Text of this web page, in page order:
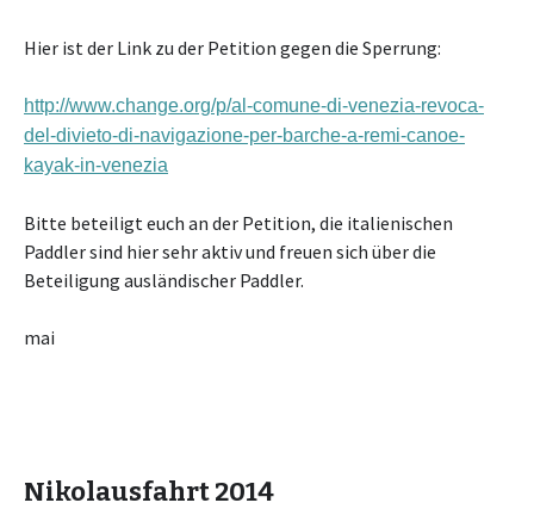
Hier ist der Link zu der Petition gegen die Sperrung:
http://www.change.org/p/al-comune-di-venezia-revoca-
del-divieto-di-navigazione-per-barche-a-remi-canoe-
kayak-in-venezia
Bitte beteiligt euch an der Petition, die italienischen
Paddler sind hier sehr aktiv und freuen sich über die
Beteiligung ausländischer Paddler.
mai
Nikolausfahrt 2014